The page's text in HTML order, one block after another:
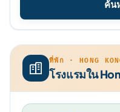
ค้น
ที่พัก · HONG
โรงแรมใน